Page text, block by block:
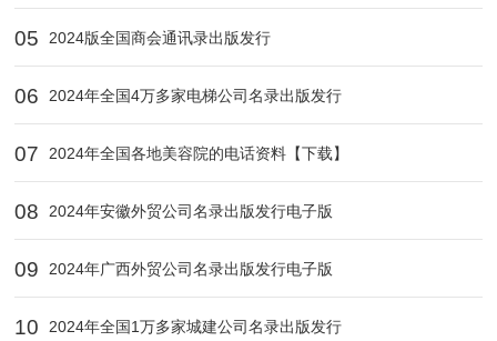
05 2024版全国商会通讯录出版发行
06 2024年全国4万多家电梯公司名录出版发行
07 2024年全国各地美容院的电话资料【下载】
08 2024年安徽外贸公司名录出版发行电子版
09 2024年广西外贸公司名录出版发行电子版
10 2024年全国1万多家城建公司名录出版发行